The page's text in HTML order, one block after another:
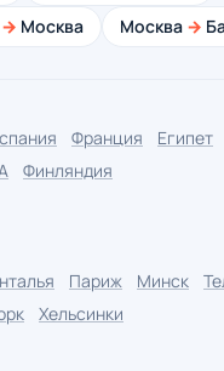
→ Москва Москва →
Франция Египет
Финляндия
Париж Минск
Хельсинки